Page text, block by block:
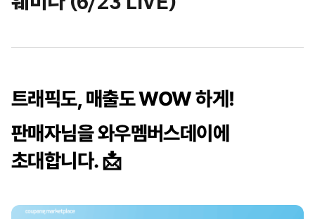
트래픽도, 매출도 WOW 하게!
판매자님을 와우멤버스데이에
초대합니다. 📩